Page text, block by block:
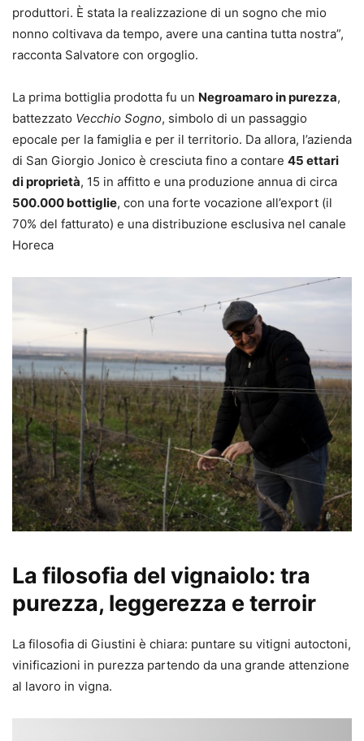
produttori. È stata la realizzazione di un sogno che mio
nonno coltivava da tempo, avere una cantina tutta nostra”,
racconta Salvatore con orgoglio.
La prima bottiglia prodotta fu un Negroamaro in purezza,
battezzato Vecchio Sogno, simbolo di un passaggio
epocale per la famiglia e per il territorio. Da allora, l’azienda
di San Giorgio Jonico è cresciuta fino a contare 45 ettari
di proprietà, 15 in affitto e una produzione annua di circa
500.000 bottiglie, con una forte vocazione all’export (il
70% del fatturato) e una distribuzione esclusiva nel canale
Horeca
La filosofia del vignaiolo: tra
purezza, leggerezza e terroir
La filosofia di Giustini è chiara: puntare su vitigni autoctoni,
vinificazioni in purezza partendo da una grande attenzione
al lavoro in vigna.